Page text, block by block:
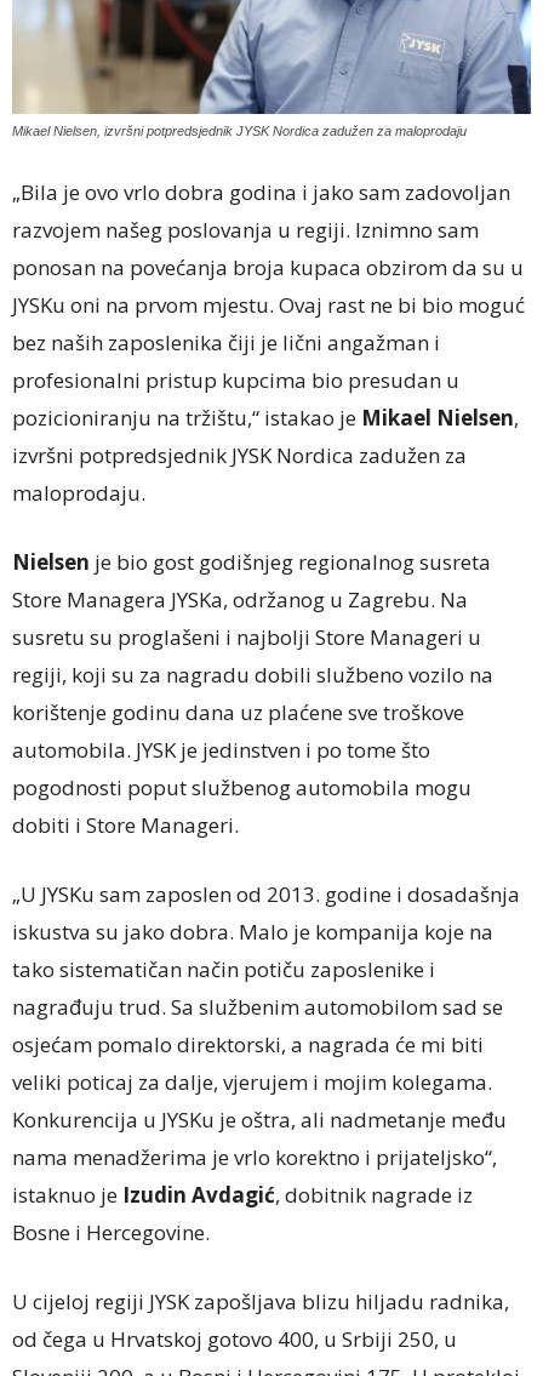
Mikael Nielsen, izvršni potpredsjednik JYSK Nordica zadužen za maloprodaju
„Bila je ovo vrlo dobra godina i jako sam zadovoljan
razvojem našeg poslovanja u regiji. Iznimno sam
ponosan na povećanja broja kupaca obzirom da su u
JYSKu oni na prvom mjestu. Ovaj rast ne bi bio moguć
bez naših zaposlenika čiji je lični angažman i
profesionalni pristup kupcima bio presudan u
pozicioniranju na tržištu,“ istakao je Mikael Nielsen,
izvršni potpredsjednik JYSK Nordica zadužen za
maloprodaju.
Nielsen je bio gost godišnjeg regionalnog susreta
Store Managera JYSKa, održanog u Zagrebu. Na
susretu su proglašeni i najbolji Store Manageri u
regiji, koji su za nagradu dobili službeno vozilo na
korištenje godinu dana uz plaćene sve troškove
automobila. JYSK je jedinstven i po tome što
pogodnosti poput službenog automobila mogu
dobiti i Store Manageri.
„U JYSKu sam zaposlen od 2013. godine i dosadašnja
iskustva su jako dobra. Malo je kompanija koje na
tako sistematičan način potiču zaposlenike i
nagrađuju trud. Sa službenim automobilom sad se
osjećam pomalo direktorski, a nagrada će mi biti
veliki poticaj za dalje, vjerujem i mojim kolegama.
Konkurencija u JYSKu je oštra, ali nadmetanje među
nama menadžerima je vrlo korektno i prijateljsko“,
istaknuo je Izudin Avdagić, dobitnik nagrade iz
Bosne i Hercegovine.
U cijeloj regiji JYSK zapošljava blizu hiljadu radnika,
od čega u Hrvatskoj gotovo 400, u Srbiji 250, u